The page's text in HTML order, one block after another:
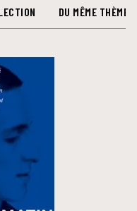
DU MÊME THÈME